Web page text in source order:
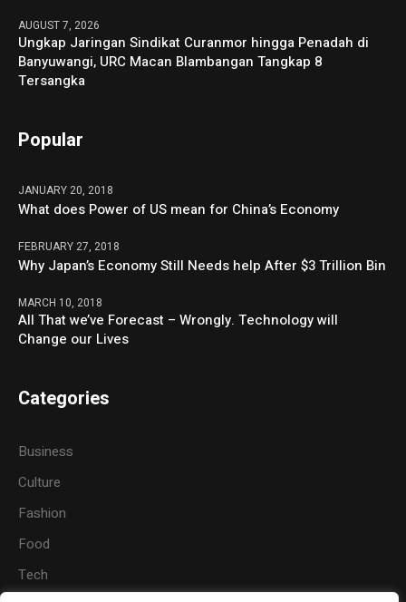
AUGUST 7, 2026
Ungkap Jaringan Sindikat Curanmor hingga Penadah di
Banyuwangi, URC Macan Blambangan Tangkap 8
Tersangka
Popular
JANUARY 20, 2018
What does Power of US mean for China’s Economy
FEBRUARY 27, 2018
Why Japan’s Economy Still Needs help After $3 Trillion Bin
MARCH 10, 2018
All That we’ve Forecast – Wrongly. Technology will
Change our Lives
Categories
Business
Culture
Fashion
Food
Tech